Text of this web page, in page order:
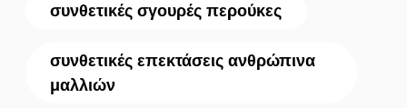
συνθετικές σγουρές περούκες
συνθετικές επεκτάσεις ανθρώπινα
μαλλιών